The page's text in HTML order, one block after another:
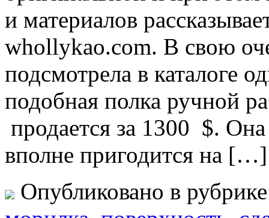
и материалов
whollykao.com. В свою
подсмотрела в каталоге
подобная полка ручной
продается за 1300 $.
вполне пригодится на […]
Опубликовано в